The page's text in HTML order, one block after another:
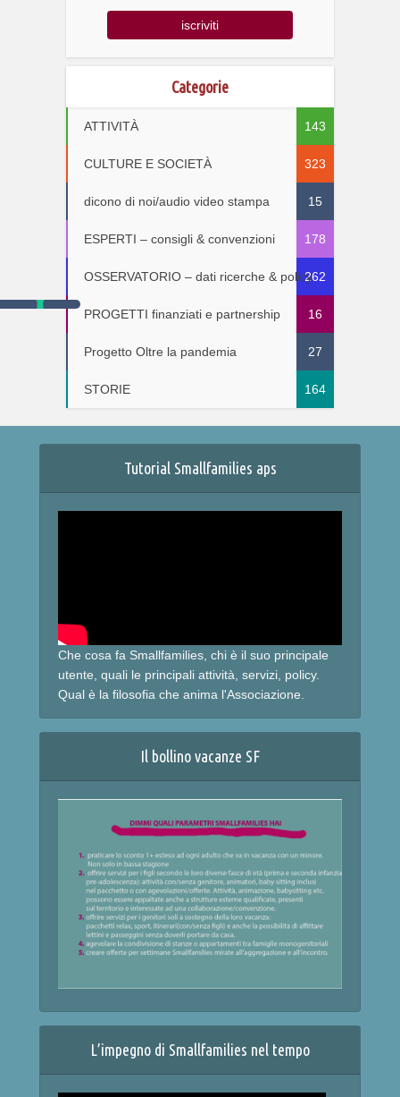
Categorie
ATTIVITÀ 143
CULTURE E SOCIETÀ 323
dicono di noi/audio video stampa 15
ESPERTI – consigli & convenzioni 178
OSSERVATORIO – dati ricerche & policy262
PROGETTI finanziati e partnership 16
Progetto Oltre la pandemia 27
STORIE 164
Tutorial Smallfamilies aps
Che cosa fa Smallfamilies, chi è il suo principale
utente, quali le principali attività, servizi, policy.
Qual è la filosofia che anima l'Associazione.
Il bollino vacanze SF
L’impegno di Smallfamilies nel tempo